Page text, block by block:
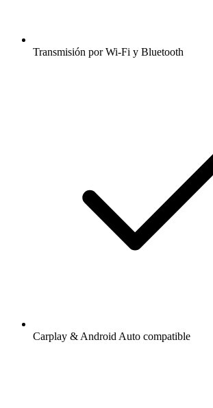
Transmisión por Wi-Fi y Bluetooth
Carplay & Android Auto compatible